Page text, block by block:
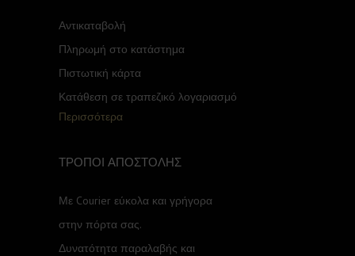
Αντικαταβολή
Πληρωμή στο κατάστημα
Πιστωτική κάρτα
Κατάθεση σε τραπεζικό λογαριασμό
Περισσότερα
ΤΡΟΠΟΙ ΑΠΟΣΤΟΛΗΣ
Με Courier εύκολα και γρήγορα
στην πόρτα σας.
Δυνατότητα παραλαβής και